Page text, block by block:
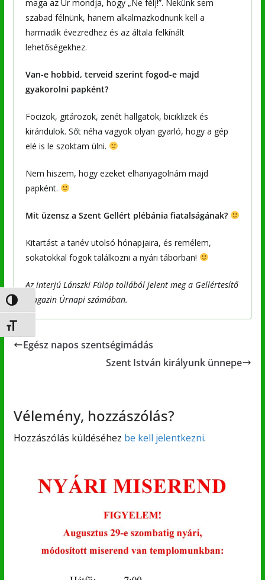
Nagy kontraszt váltása
Betűméret váltása
maga az Úr mondja, hogy „Ne félj!”. Nekünk sem
szabad félnünk, hanem alkalmazkodnunk kell a
harmadik évezredhez és az általa felkínált
lehetőségekhez.
Van-e hobbid, terveid szerint fogod-e majd
gyakorolni papként?
Focizok, gitározok, zenét hallgatok, biciklizek és
kirándulok. Sőt néha vagyok olyan gyarló, hogy a gép
elé is le szoktam ülni.
Nem hiszem, hogy ezeket elhanyagolnám majd
papként.
Mit üzensz a Szent Gellért plébánia fiatalságának?
Kitartást a tanév utolsó hónapjaira, és remélem,
sokatokkal fogok találkozni a nyári táborban!
Az interjú Lánszki Fülöp tollából jelent meg a Gellértesítő
Magazin Úrnapi számában.
Egész napos szentségimádás
Szent István királyunk ünnepe
Vélemény, hozzászólás?
Hozzászólás küldéséhez be kell jelentkezni.